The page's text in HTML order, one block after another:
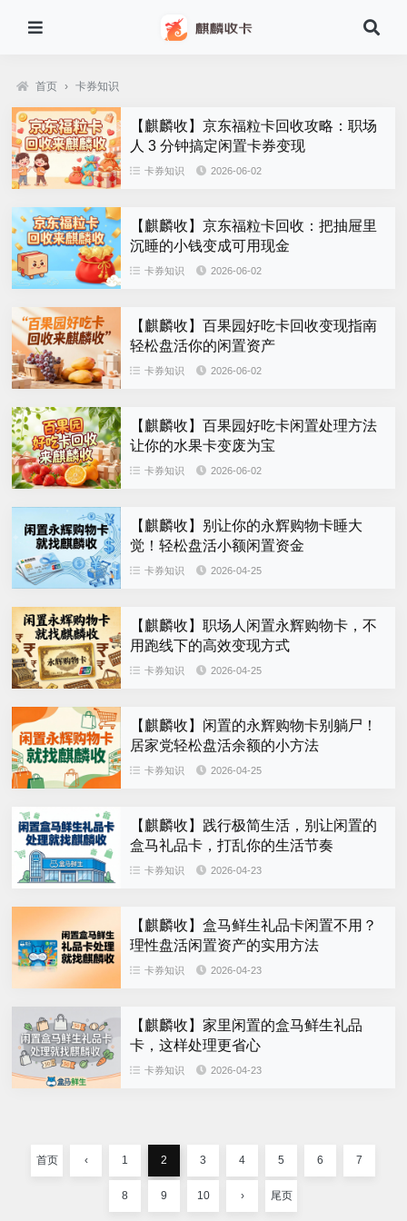
首页 › 卡券知识
【麒麟收】京东福粒卡回收攻略：职场
人 3 分钟搞定闲置卡券变现
卡券知识 2026-06-02
【麒麟收】京东福粒卡回收：把抽屉里
沉睡的小钱变成可用现金
卡券知识 2026-06-02
【麒麟收】百果园好吃卡回收变现指南
轻松盘活你的闲置资产
卡券知识 2026-06-02
【麒麟收】百果园好吃卡闲置处理方法
让你的水果卡变废为宝
卡券知识 2026-06-02
【麒麟收】别让你的永辉购物卡睡大
觉！轻松盘活小额闲置资金
卡券知识 2026-04-25
【麒麟收】职场人闲置永辉购物卡，不
用跑线下的高效变现方式
卡券知识 2026-04-25
【麒麟收】闲置的永辉购物卡别躺尸！
居家党轻松盘活余额的小方法
卡券知识 2026-04-25
【麒麟收】践行极简生活，别让闲置的
盒马礼品卡，打乱你的生活节奏
卡券知识 2026-04-23
【麒麟收】盒马鲜生礼品卡闲置不用？
理性盘活闲置资产的实用方法
卡券知识 2026-04-23
【麒麟收】家里闲置的盒马鲜生礼品
卡，这样处理更省心
卡券知识 2026-04-23
首页 ‹ 1 2 3 4 5 6 7
8 9 10 › 尾页